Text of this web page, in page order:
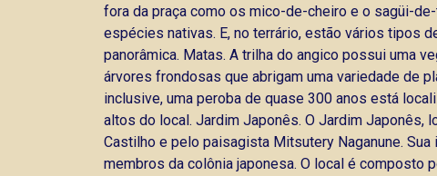
fora da praça como os mico-de-cheiro e o sagüi-
espécies nativas. E, no terrário, estão vários tipos
panorâmica. Matas. A trilha do angico possui uma
árvores frondosas que abrigam uma variedade de
inclusive, uma peroba de quase 300 anos está
altos do local. Jardim Japonês. O Jardim Japonês,
Castilho e pelo paisagista Mitsutery Naganune.
membros da colônia japonesa. O local é composto